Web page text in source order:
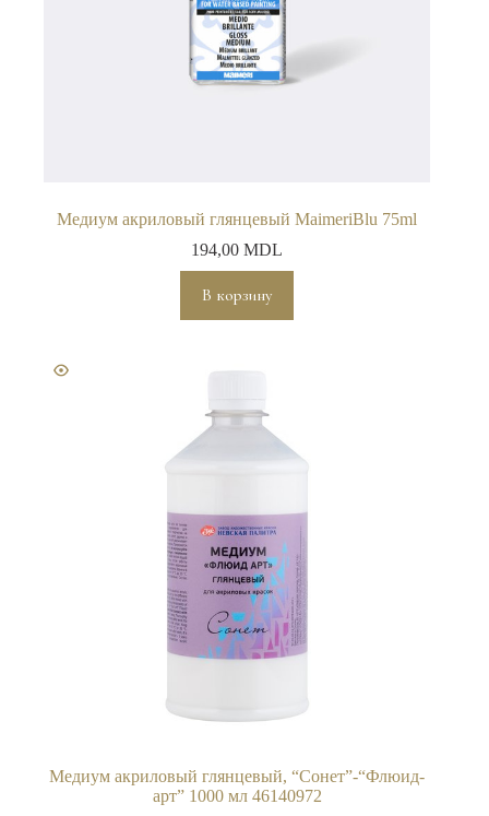
Медиум акриловый глянцевый MaimeriBlu 75ml
194,00MDL
В корзину
Медиум акриловый глянцевый, “Сонет”-“Флюид-
арт” 1000 мл 46140972